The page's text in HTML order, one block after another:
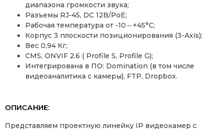
диапазона громкости звука;
Разъемы RJ-45, DC 12В/PoE;
Рабочая температура от -10～+45°C;
Корпус 3 плоскости позиционирования (3-Axis);
Вес 0,94 Кг;
CMS, ONVIF 2.6 ( Profile S, Profile G);
Интегрирована в ПО: Domination (в том числе
видеоаналитика с камеры), FTP, Dropbox.
ОПИСАНИЕ:
Представляем проектную линейку IP видеокамер с